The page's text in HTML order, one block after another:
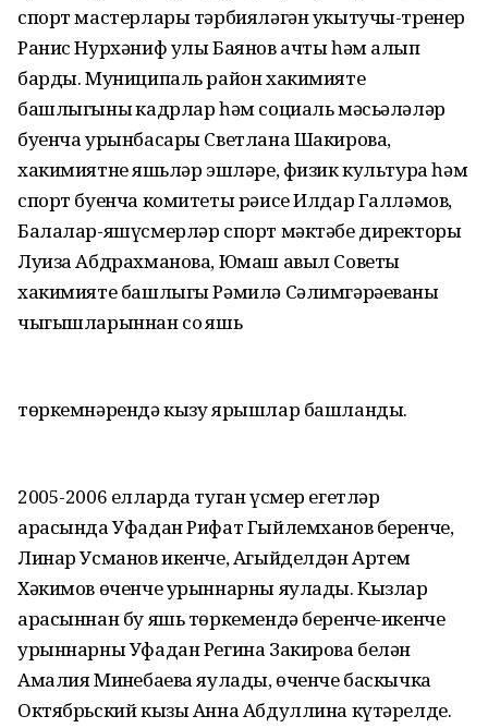
спорт мастерлары тәрбияләгән укытучы-тренер
Ранис Нурхәниф улы Баянов ачты һәм алып
барды. Муниципаль район хакимияте
башлыгының кадрлар һәм социаль мәсьәләләр
буенча урынбасары Светлана Шакирова,
хакимиятнең яшьләр эшләре, физик культура һәм
спорт буенча комитеты рәисе Илдар Галләмов,
Балалар-яшүсмерләр спорт мәктәбе директоры
Луиза Абдрахманова, Юмаш авыл Советы
хакимияте башлыгы Рәмилә Сәлимгәрәеваның
чыгышларыннан соң яшь
төркемнәрендә кызу ярышлар башланды.
2005-2006 елларда туган үсмер егетләр
арасында Уфадан Рифат Гыйлемханов беренче,
Линар Усманов икенче, Агыйделдән Артем
Хәкимов өченче урыннарны яулады. Кызлар
арасыннан бу яшь төркемендә беренче-икенче
урыннарны Уфадан Регина Закирова белән
Амалия Миңнебаева яулады, өченче баскычка
Октябрьский кызы Анна Абдуллина күтәрелде.